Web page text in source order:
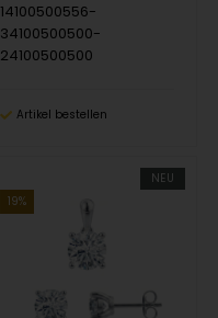
14100500556-
34100500500-
24100500500
Artikel bestellen
NEU
19%